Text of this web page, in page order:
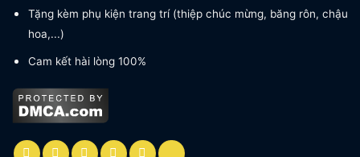
Tặng kèm phụ kiện trang trí (thiệp chúc mừng, băng rôn, chậu
hoa,...)
Cam kết hài lòng 100%